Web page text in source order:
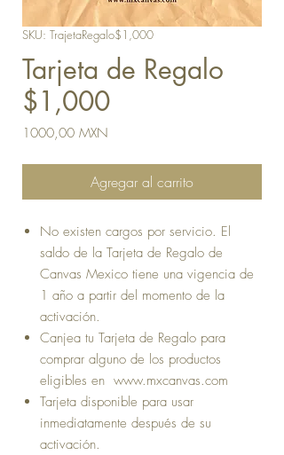
SKU: TrajetaRegalo$1,000
Tarjeta de Regalo
$1,000
1000,00 MXN
Agregar al carrito
No existen cargos por servicio. El
saldo de la Tarjeta de Regalo de
Canvas Mexico tiene una vigencia de
1 año a partir del momento de la
activación.
Canjea tu Tarjeta de Regalo para
comprar alguno de los productos
eligibles en www.mxcanvas.com
Tarjeta disponible para usar
inmediatamente después de su
activación.